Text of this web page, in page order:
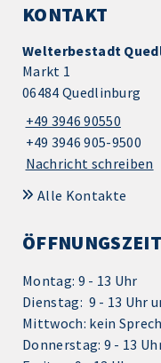
KONTAKT
Welterbestadt
Markt 1
06484 Quedlinburg
+49 3946 90550
+49 3946 905-9500
Nachricht schreiben
Alle Kontakte
Montag: 9 - 13 Uhr
Dienstag: 9 - 13 Uhr
Mittwoch: kein
Donnerstag: 9 - 13